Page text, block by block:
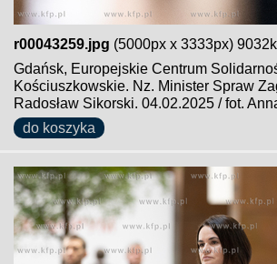
r00043259.jpg (5000px x 3333px)
Gdańsk, Europejskie Centrum
Kościuszkowskie. Nz. Minister Spraw
Radosław Sikorski. 04.02.2025 / fot.
do koszyka